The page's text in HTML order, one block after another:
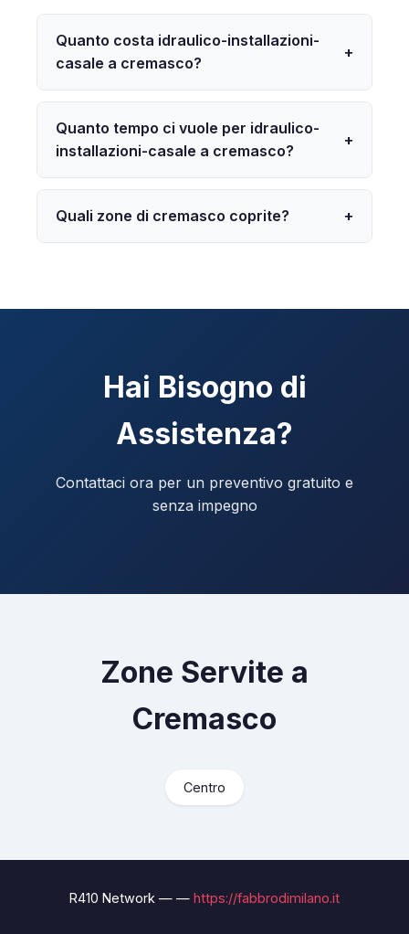
Quanto costa idraulico-installazioni-
casale a cremasco?
+
Quanto tempo ci vuole per idraulico-
installazioni-casale a cremasco?
+
Quali zone di cremasco coprite? +
Hai Bisogno di
Assistenza?
Contattaci ora per un preventivo gratuito e
senza impegno
Zone Servite a
Cremasco
Centro
R410 Network — — https://fabbrodimilano.it